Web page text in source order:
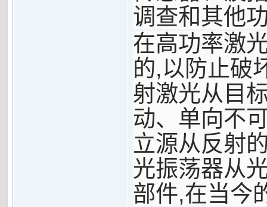
调查和其他
在高功率激
的,以防止破
射激光从目
动、单向不
立源从反射
光振荡器从
部件,在当今